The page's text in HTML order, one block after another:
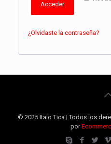
Acceder
¿Olvidaste la contraseña?
© 2025 Italo Tica | Todos los
por